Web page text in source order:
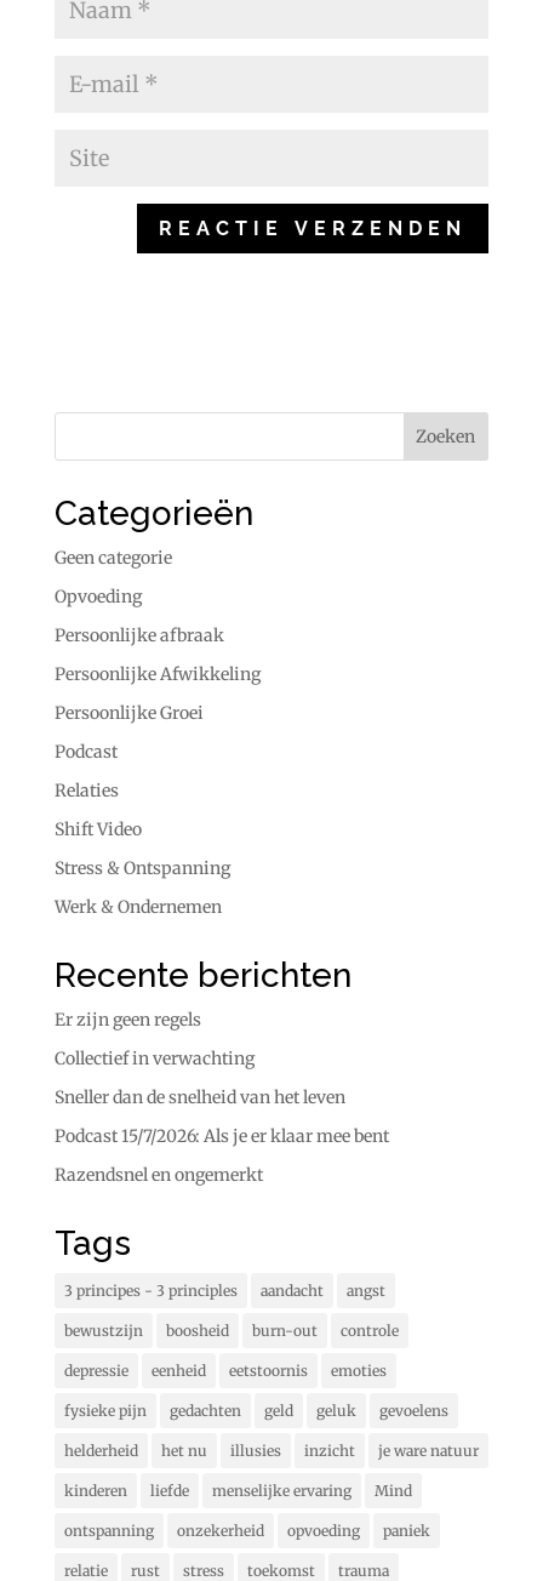
Categorieën
Geen categorie
Opvoeding
Persoonlijke afbraak
Persoonlijke Afwikkeling
Persoonlijke Groei
Podcast
Relaties
Shift Video
Stress & Ontspanning
Werk & Ondernemen
Recente berichten
Er zijn geen regels
Collectief in verwachting
Sneller dan de snelheid van het leven
Podcast 15/7/2026: Als je er klaar mee bent
Razendsnel en ongemerkt
Tags
3 principes - 3 principles aandacht angst
bewustzijn boosheid burn-out controle
depressie eenheid eetstoornis emoties
fysieke pijn gedachten geld geluk gevoelens
helderheid het nu illusies inzicht je ware natuur
kinderen liefde menselijke ervaring Mind
ontspanning onzekerheid opvoeding paniek
relatie rust stress toekomst trauma